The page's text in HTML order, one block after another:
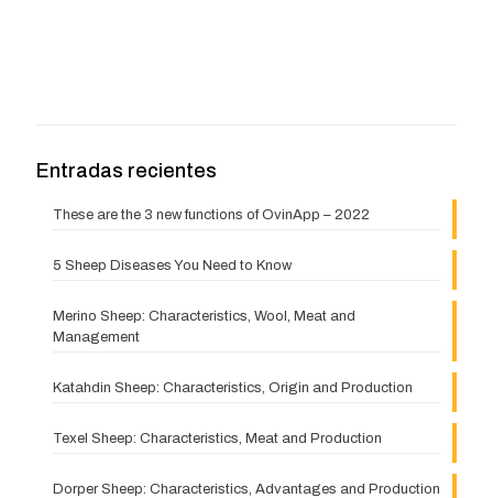
Entradas recientes
These are the 3 new functions of OvinApp – 2022
5 Sheep Diseases You Need to Know
Merino Sheep: Characteristics, Wool, Meat and
Management
Katahdin Sheep: Characteristics, Origin and Production
Texel Sheep: Characteristics, Meat and Production
Dorper Sheep: Characteristics, Advantages and Production